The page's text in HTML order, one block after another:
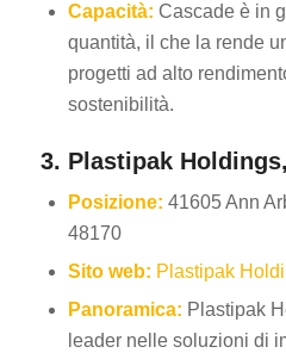
Capacità: Cascade è in
quantità, il che la rende
progetti ad alto
sostenibilità.
3. Plastipak
Posizione: 41605 Ann
48170
Sito web: Plastipak
Panoramica: Plastipak
leader nelle soluzioni di